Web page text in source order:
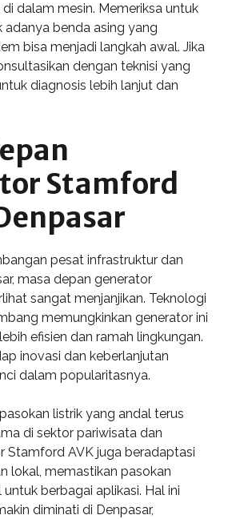
dalam mesin. Memeriksa untuk
benda asing yang
bisa menjadi langkah awal. Jika
dengan teknisi yang
diagnosis lebih lanjut dan
Stamford
pesat infrastruktur dan
masa depan generator
sangat menjanjikan. Teknologi
memungkinkan generator ini
efisien dan ramah lingkungan.
inovasi dan keberlanjutan
dalam popularitasnya.
listrik yang andal terus
di sektor pariwisata dan
Stamford AVK juga beradaptasi
lokal, memastikan pasokan
berbagai aplikasi. Hal ini
diminati di Denpasar,